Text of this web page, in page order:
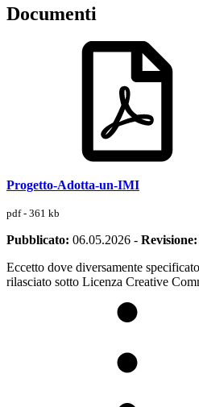
Documenti
Progetto-Adotta-un-IMI
pdf - 361 kb
Pubblicato: 06.05.2026 - Revisione:
Eccetto dove diversamente
rilasciato sotto Licenza Creative